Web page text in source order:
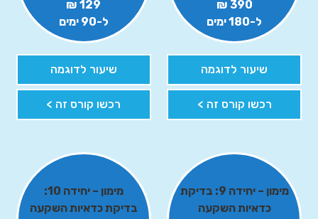
390 ₪
ל-180 ימים
שיעור לדוגמה
רכשו קורס זה >
129 ₪
ל-90 ימים
שיעור לדוגמה
רכשו קורס זה >
מימון – יחידה 9: בדיקת
כדאיות השקעה
מימון – יחידה 10:
בדיקת כדאיות השקעה